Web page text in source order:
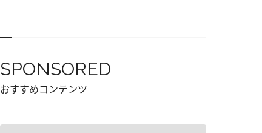
SPONSORED
おすすめコンテンツ